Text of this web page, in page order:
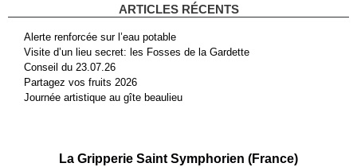
ARTICLES RÉCENTS
Alerte renforcée sur l’eau potable
Visite d’un lieu secret: les Fosses de la Gardette
Conseil du 23.07.26
Partagez vos fruits 2026
Journée artistique au gîte beaulieu
La Gripperie Saint Symphorien (France)